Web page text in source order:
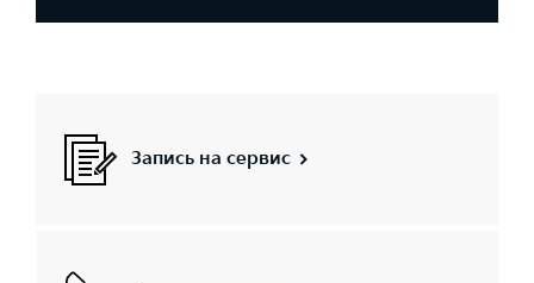
Запись на сервис